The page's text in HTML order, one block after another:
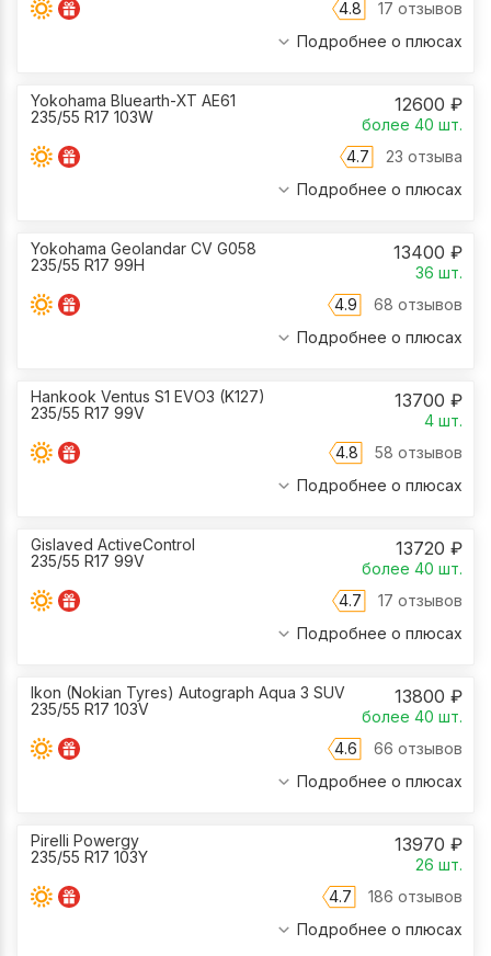
4.8
17 отзывов
Подробнее о плюсах
Yokohama Bluearth-XT AE61
235/55 R17 103W
12600 ₽
более 40 шт.
4.7
23 отзыва
Подробнее о плюсах
Yokohama Geolandar CV G058
235/55 R17 99H
13400 ₽
36 шт.
4.9
68 отзывов
Подробнее о плюсах
Hankook Ventus S1 EVO3 (K127)
235/55 R17 99V
13700 ₽
4 шт.
4.8
58 отзывов
Подробнее о плюсах
Gislaved ActiveControl
235/55 R17 99V
13720 ₽
более 40 шт.
4.7
17 отзывов
Подробнее о плюсах
Ikon (Nokian Tyres) Autograph Aqua 3 SUV
235/55 R17 103V
13800 ₽
более 40 шт.
4.6
66 отзывов
Подробнее о плюсах
Pirelli Powergy
235/55 R17 103Y
13970 ₽
26 шт.
4.7
186 отзывов
Подробнее о плюсах